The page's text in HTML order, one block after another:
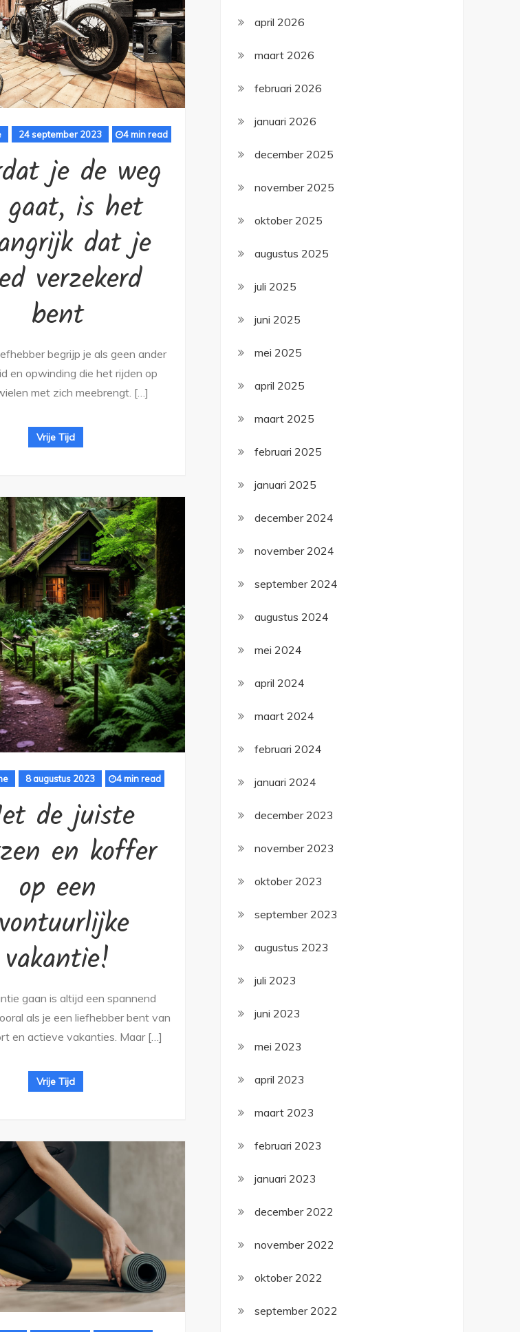
24 september 2023 4 min read
je de weg
gaat, is het
dat je
verzekerd
bent
begrijp je als geen ander
en opwinding die het rijden op
met zich meebrengt. […]
Vrije Tijd
8 augustus 2023 4 min read
de juiste
en koffer
op een
vakantie!
gaan is altijd een spannend
als je een liefhebber bent van
en actieve vakanties. Maar […]
Vrije Tijd
april 2026
maart 2026
februari 2026
januari 2026
december 2025
november 2025
oktober 2025
augustus 2025
juli 2025
juni 2025
mei 2025
april 2025
maart 2025
februari 2025
januari 2025
december 2024
november 2024
september 2024
augustus 2024
mei 2024
april 2024
maart 2024
februari 2024
januari 2024
december 2023
november 2023
oktober 2023
september 2023
augustus 2023
juli 2023
juni 2023
mei 2023
april 2023
maart 2023
februari 2023
januari 2023
december 2022
november 2022
oktober 2022
september 2022